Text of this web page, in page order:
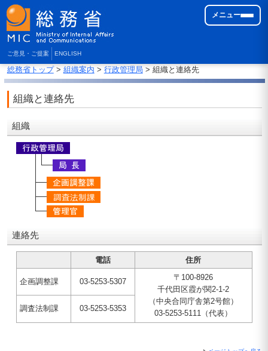
ご意見・ご提案 ENGLISH
メニュー
総務省トップ> 組織案内 > 行政管理局 > 組織と連絡先
組織と連絡先
組織
連絡先
電話 住所
企画調整課 03-5253-5307
〒100-8926
千代田区霞が関2-1-2
（中央合同庁舎第2号館）
03-5253-5111（代表）
調査法制課 03-5253-5353